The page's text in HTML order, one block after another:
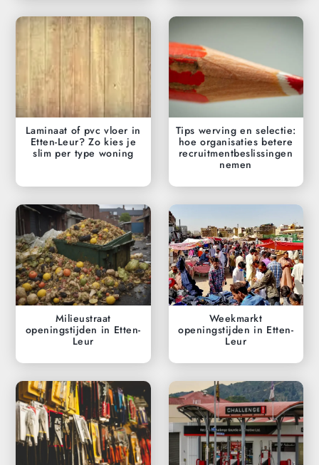
Laminaat of pvc vloer in
Etten-Leur? Zo kies je
slim per type woning
Tips werving en selectie:
hoe organisaties betere
recruitmentbeslissingen
nemen
Milieustraat
openingstijden in Etten-
Leur
Weekmarkt
openingstijden in Etten-
Leur